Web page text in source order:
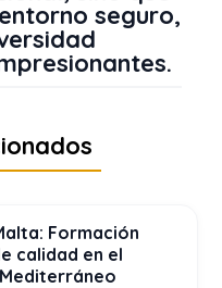
seguro,
Formación
calidad en el